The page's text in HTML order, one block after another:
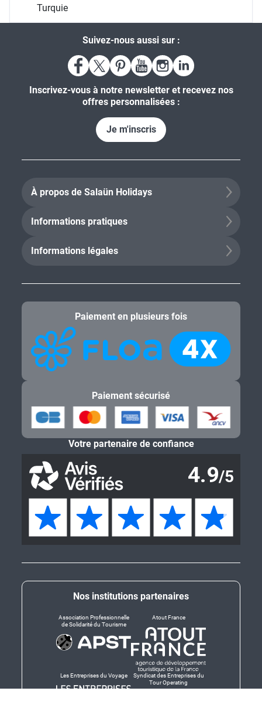
Turquie
Suivez-nous aussi sur :
Inscrivez-vous à notre newsletter et recevez nos
offres personnalisées :
Je m'inscris
À propos de Salaün Holidays
Informations pratiques
Informations légales
Nos institutions partenaires
Association Professionnelle
de Solidarité du Tourisme
Atout France
Les Entreprises du Voyage
Syndicat des Entreprises du
Tour Operating
Paiement en plusieurs fois
Paiement sécurisé
Votre partenaire de confiance